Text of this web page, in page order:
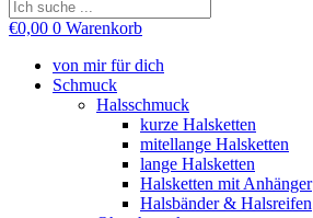
€0,00 0 Warenkorb
von mir für dich
Schmuck
Halsschmuck
kurze Halsketten
mitellange Halsketten
lange Halsketten
Halsketten mit Anhänger
Halsbänder & Halsreifen